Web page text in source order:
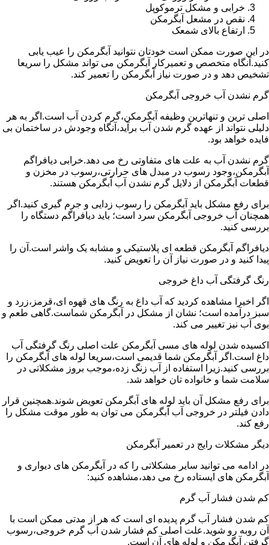
خرابی و مشکل ترموکوپل
نقص در مشعل آبگرمکن
ارتفاع بالای شمعک
در این صورت ممکن است خودتان نتوانید آبگرمکن را عیب یابی
کنید.آنگاه متخصص و تعمیرکار آبگرمکن می تواند مشکل را سریعا
تشخیص دهد و در صورت نیاز آبگرمکن را تعمیر کند.
گرم نشدن آب خروجی آبگرمکن
اصلی ترین و تنهاترین وظیفه آبگرمکن،گرم کردن آب است.اگر به هر
دلیلی نتواند از عهده گرم شدن آب برآید،آنگاه وجودش در ساختمان بی
فایده خواهد بود.
گرم نشدن آب به علت های متفاوتی رخ می دهد.خرابی دیافراگم
آبگرمکن،وجود رسوب در مبدل های حرارتی،رسوب در مخزن و
قطعات آبگرمکن از دلایل گرم نشدن آب آبگرمکن هستند.
برای رفع مشکل باید آبگرمکن را رسوب زدایی و جرم گیری کنید.اگر
همچنان آب خروجی آبگرمکن سرد است؛ باید دیافراگم دستگاه را
بررسی کنید.
دیافراگم آبگرمکن قطعه ای پلاستیکی و مشابه یک واشر است.آن را
پیدا کنید و در صورت نیاز آن را تعویض کنید.
رنگ گرفتگی آب داغ خروجی
اگر اخیرا مشاهده کردید که آب داغ به رنگ های قهوه ای،قرمز،زرد و
سبز درآمده است؛ نشان از مشکل در آبگرمکن شماست.گاهی طعم و
بوی آب نیز تغییر می کند.
اکسیده شدن لوله های مسی آبگرمکن علت اصلی رنگ گرفتگی آب
داغ است.اگر آبگرمکن شما قدیمی است،سریعا لوله های آبگرمکن را
بررسی کنید.زیرا استفاده از آب زنگ زده،موجب بروز مشکلاتی در
سلامت شما و خانواده تان خواهد شد.
برای رفع مشکل آن باید لوله های آبگرمکن تعویض شوند.همچنین قرار
دادن فیلتر در خروجی آب آبگرمکن می توان به طور موقت مشکل را
رفع کند.
دیگر مشکلات رایج در تعمیر آبگرمکن
در ادامه می توانید سایر مشکلاتی را که در آبگرمکن های دیواری و
آبگرمکن های ایستاده رخ می دهد،مشاهده کنید:
کم شدن فشار آب گرم
کم شدن فشار آب گرم پدیده ای است که هر از مدتی ممکن است با
آن روبه رو شوید.علت اصلی کم فشار شدن آب گرم خروجی،رسوب
گرفتن آبگرمکن و لوله های آن است.